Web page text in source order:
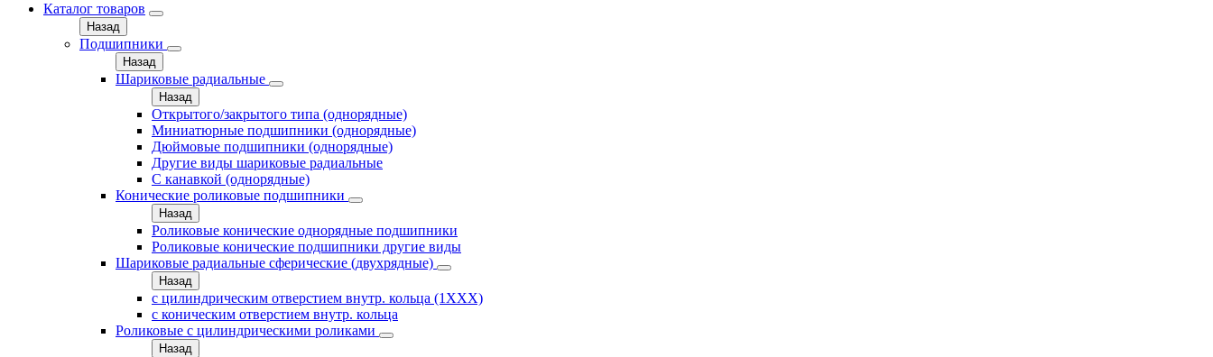
Каталог товаров
Назад
Подшипники
Назад
Шариковые радиальные
Назад
Открытого/закрытого типа (однорядные)
Миниатюрные подшипники (однорядные)
Дюймовые подшипники (однорядные)
Другие виды шариковые радиальные
С канавкой (однорядные)
Конические роликовые подшипники
Назад
Роликовые конические однорядные подшипники
Роликовые конические подшипники другие виды
Шариковые радиальные сферические (двухрядные)
Назад
с цилиндрическим отверстием внутр. кольца (1ХХХ)
с коническим отверстием внутр. кольца
Роликовые с цилиндрическими роликами
Назад